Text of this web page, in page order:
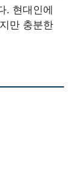
. 현대인에
만 충분한